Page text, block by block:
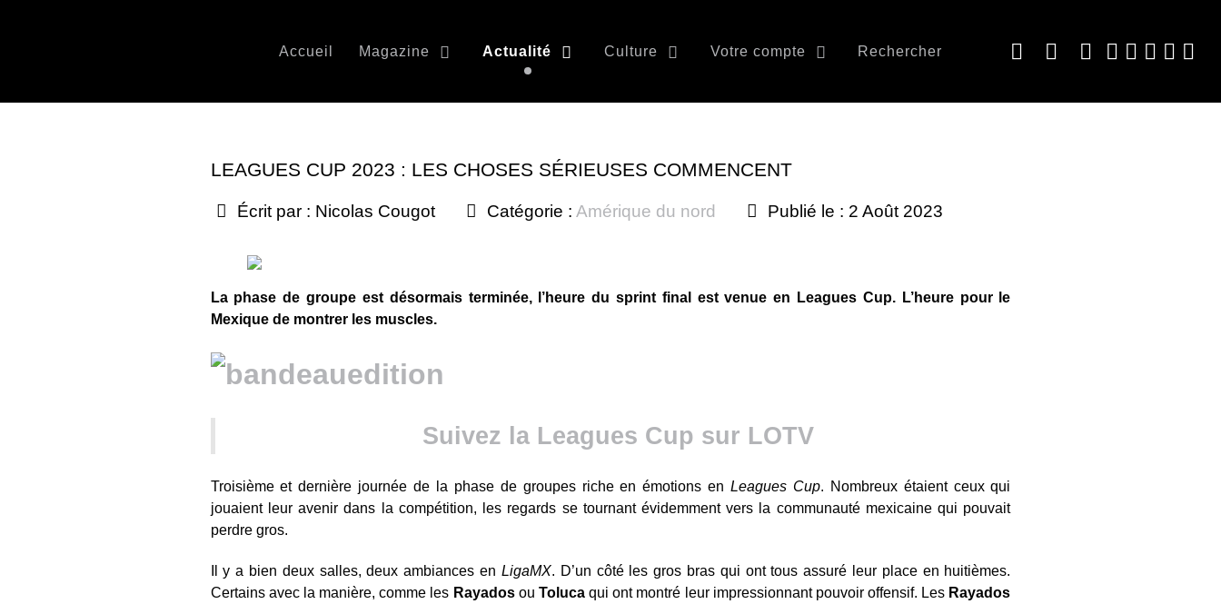
Accueil Magazine Actualité Culture Votre compte Rechercher
LEAGUES CUP 2023 : LES CHOSES SÉRIEUSES COMMENCENT
Écrit par : Nicolas Cougot Catégorie : Amérique du nord Publié le : 2 Août 2023
La phase de groupe est désormais terminée, l’heure du sprint final est venue en Leagues Cup. L’heure pour le
Mexique de montrer les muscles.
Suivez la Leagues Cup sur LOTV
Troisième et dernière journée de la phase de groupes riche en émotions enLeagues Cup. Nombreux étaient ceux qui
jouaient leur avenir dans la compétition, les regards se tournant évidemment vers la communauté mexicaine qui pouvait
perdre gros.
Il y a bien deux salles, deux ambiances en LigaMX. D’un côté les gros bras qui ont tous assuré leur place en huitièmes.
Certains avec la manière, comme les Rayadosou Tolucaqui ont montré leur impressionnant pouvoir offensif. Les Rayados